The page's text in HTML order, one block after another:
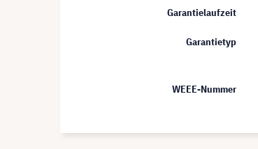
Garantielaufzeit
Garantietyp
WEEE-Nummer